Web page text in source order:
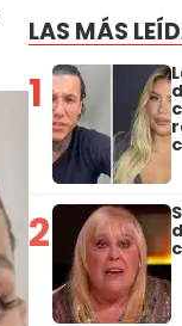
LAS MÁS
1
2